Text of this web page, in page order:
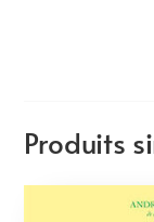
Produits